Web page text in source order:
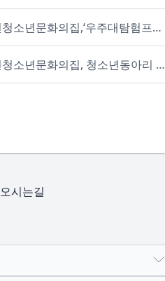
고양시 탄현청소년문화의집,‘우주대탐험프로젝트’ 성료
고양시 탄현청소년문화의집, 청소년동아리 연합 축제‘별빛만남’성료
오시는길